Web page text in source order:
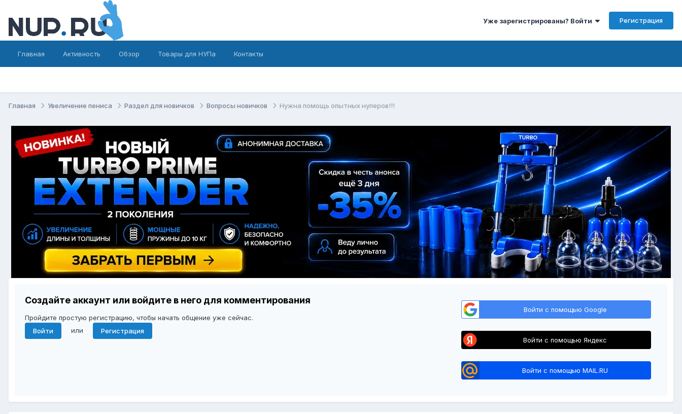
Уже зарегистрированы? Войти Регистрация
Главная Активность Обзор Товары для НУПа Контакты
Главная Увеличение пениса Раздел для новичков Вопросы новичков Нужна помощь опытных нуперов!!!
Создайте аккаунт или войдите в него для комментирования
Пройдите простую регистрацию, чтобы начать общение уже сейчас.
Войти
или Регистрация
Войти с помощью Google
Войти с помощью Яндекс
Войти с помощью MAIL.RU